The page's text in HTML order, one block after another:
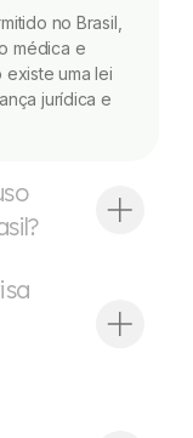
no Brasil,
médica e
existe uma lei
jurídica e